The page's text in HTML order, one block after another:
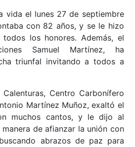
vida el lunes 27 de septiembre
con 82 años, y se le hizo
los honores. Además, el
Samuel Martínez, ha
triunfal invitando a todos a
Centro Carbonífero
Martínez Muñoz, exaltó el
muchos cantos, y le dijo al
de afianzar la unión con
abrazos de paz para